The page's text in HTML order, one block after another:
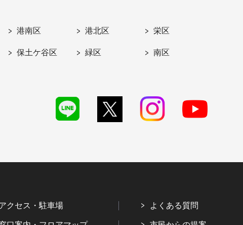
港南区 港北区 栄区
保土ケ谷区 緑区 南区
クセス・駐車場 よくある質問